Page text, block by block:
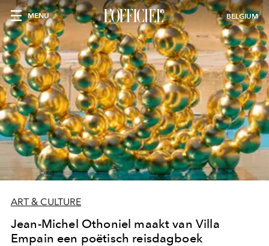
MENU BELGIUM
ART & CULTURE
Jean-Michel Othoniel maakt van Villa
Empain een poëtisch reisdagboek